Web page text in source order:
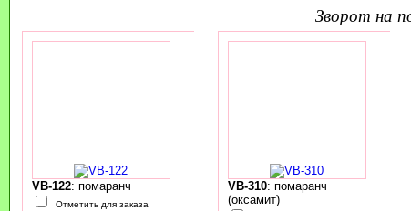
зворот на
VB-122: помаранч
Отметить для заказа
VB-310: помаранч
(оксамит)